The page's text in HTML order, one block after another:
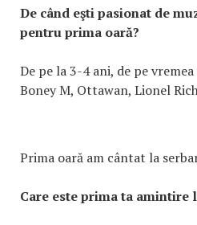
De când eşti pasionat de
pentru prima oară?
De pe la 3-4 ani, de pe
Boney M, Ottawan, Lionel
Prima oară am cântat la
Care este prima ta amintire